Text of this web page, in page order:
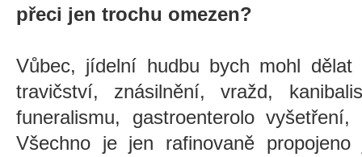
přeci jen trochu omezen?
Vůbec, jídelní hudbu bych mohl
travičství, znásilnění, vražd,
funeralismu, gastroenterolo
Všechno je jen rafinovaně